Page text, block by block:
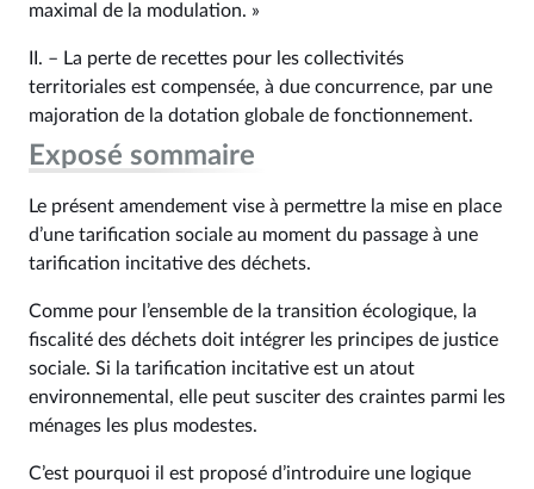
maximal de la modulation. »
II. – La perte de recettes pour les collectivités
territoriales est compensée, à due concurrence, par une
majoration de la dotation globale de fonctionnement.
Exposé sommaire
Le présent amendement vise à permettre la mise en place
d’une tarification sociale au moment du passage à une
tarification incitative des déchets.
Comme pour l’ensemble de la transition écologique, la
fiscalité des déchets doit intégrer les principes de justice
sociale. Si la tarification incitative est un atout
environnemental, elle peut susciter des craintes parmi les
ménages les plus modestes.
C’est pourquoi il est proposé d’introduire une logique